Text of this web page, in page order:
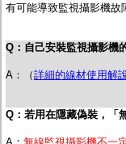
有可能導致監視攝影機故
Q：自己安裝監視攝影機
A：（詳細的線材使用解
Q：若用在隱藏偽裝，「